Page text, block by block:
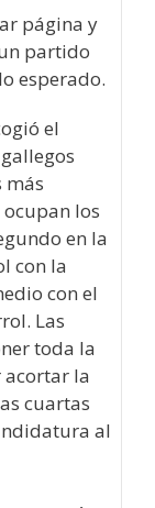
página y
partido
esperado.
el
los
en la
con la
con el
Las
toda la
acortar la
cuartas
al